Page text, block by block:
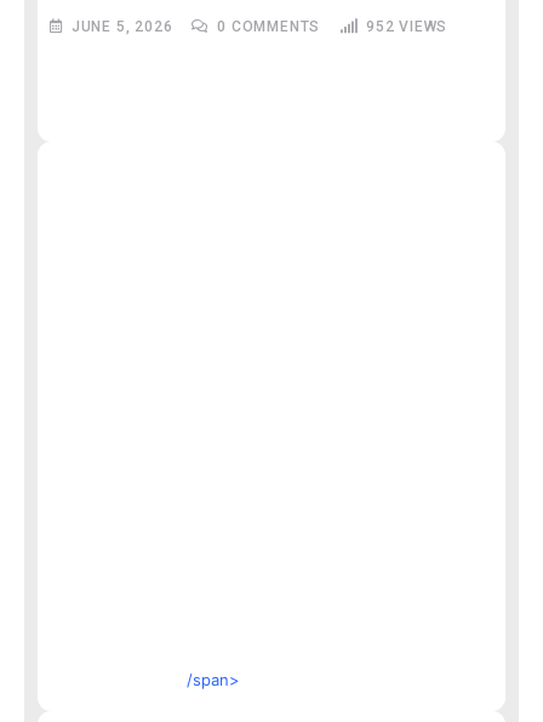
JUNE 5, 2026 0 COMMENTS 952 VIEWS
/span>